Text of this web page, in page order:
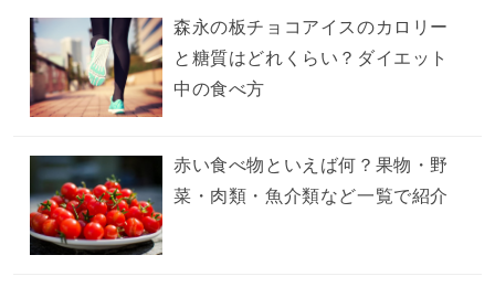
森永の板チョコアイスのカロリー
と糖質はどれくらい？ダイエット
中の食べ方
赤い食べ物といえば何？果物・野
菜・肉類・魚介類など一覧で紹介